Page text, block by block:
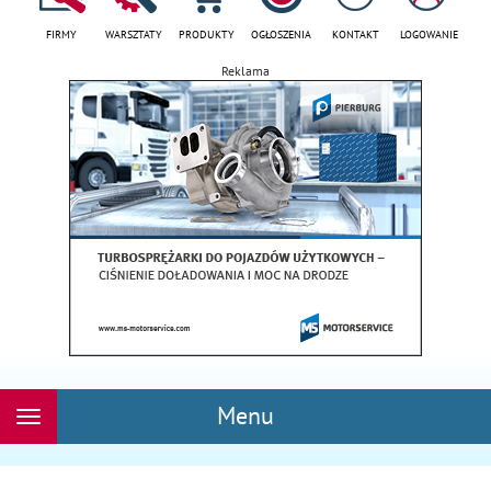
FIRMY WARSZTATY PRODUKTY OGŁOSZENIA KONTAKT LOGOWANIE
Reklama
Menu
Rozwiń